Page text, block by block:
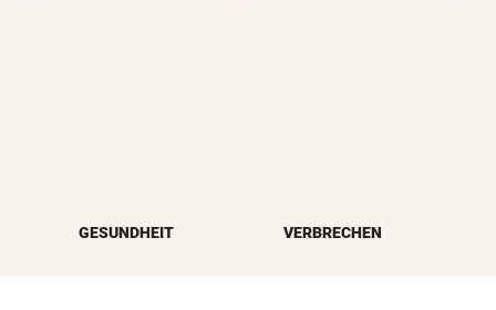
GESUNDHEIT VERBRECHEN